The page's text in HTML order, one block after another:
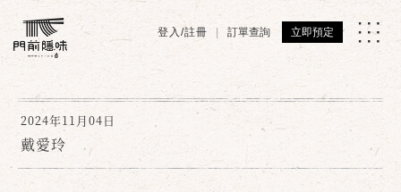
登入/註冊 訂單查詢 立即預定
2024年11月04日
戴愛玲